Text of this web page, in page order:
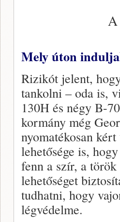
A
Mely úton
Rizikót jelent,
tankolni – oda is,
130H és négy B-
kormány még
nyomatékosan
lehetősége is,
fenn a szír, a
lehetőséget
tudhatni, hogy
légvédelme.